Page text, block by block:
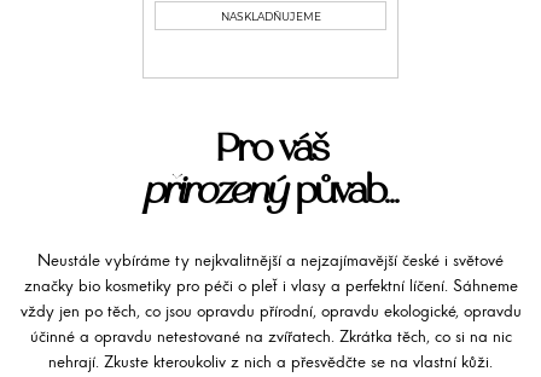
NASKLADŇUJEME
Pro váš
přirozenýpůvab...
Neustále vybíráme ty nejkvalitnější a nejzajímavější české i světové
značky bio kosmetiky pro péči o pleť i vlasy a perfektní líčení. Sáhneme
vždy jen po těch, co jsou opravdu přírodní, opravdu ekologické, opravdu
účinné a opravdu netestované na zvířatech. Zkrátka těch, co si na nic
nehrají. Zkuste kteroukoliv z nich a přesvědčte se na vlastní kůži.